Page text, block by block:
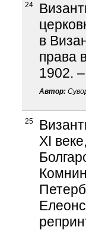
24
в
права
1902.
Автор:
25
XI